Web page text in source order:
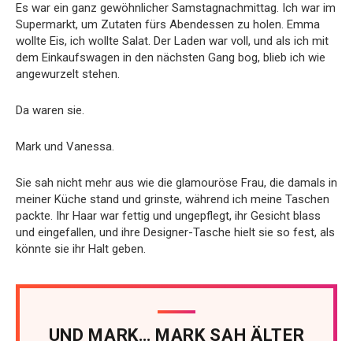
Es war ein ganz gewöhnlicher Samstagnachmittag. Ich war im
Supermarkt, um Zutaten fürs Abendessen zu holen. Emma
wollte Eis, ich wollte Salat. Der Laden war voll, und als ich mit
dem Einkaufswagen in den nächsten Gang bog, blieb ich wie
angewurzelt stehen.
Da waren sie.
Mark und Vanessa.
Sie sah nicht mehr aus wie die glamouröse Frau, die damals in
meiner Küche stand und grinste, während ich meine Taschen
packte. Ihr Haar war fettig und ungepflegt, ihr Gesicht blass
und eingefallen, und ihre Designer-Tasche hielt sie so fest, als
könnte sie ihr Halt geben.
UND MARK… MARK SAH ÄLTER